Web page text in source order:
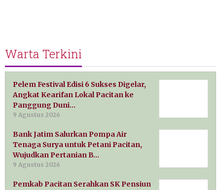
Warta Terkini
Pelem Festival Edisi 6 Sukses Digelar,
Angkat Kearifan Lokal Pacitan ke
Panggung Duni…
9 Agustus 2026
Bank Jatim Salurkan Pompa Air
Tenaga Surya untuk Petani Pacitan,
Wujudkan Pertanian B…
9 Agustus 2026
Pemkab Pacitan Serahkan SK Pensiun